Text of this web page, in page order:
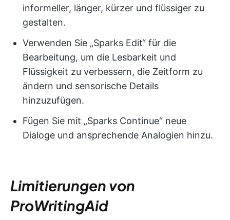
informeller, länger, kürzer und flüssiger zu
gestalten.
Verwenden Sie „Sparks Edit“ für die
Bearbeitung, um die Lesbarkeit und
Flüssigkeit zu verbessern, die Zeitform zu
ändern und sensorische Details
hinzuzufügen.
Fügen Sie mit „Sparks Continue“ neue
Dialoge und ansprechende Analogien hinzu.
Limitierungen von
ProWritingAid